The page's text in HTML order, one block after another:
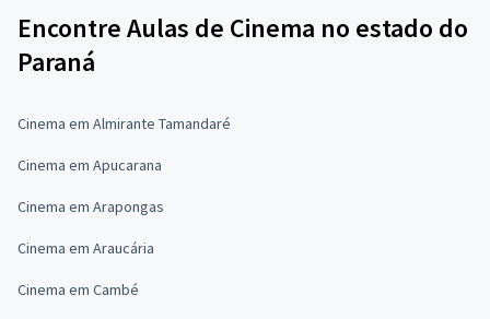
Encontre Aulas de Cinema no estado do
Paraná
Cinema em Almirante Tamandaré
Cinema em Apucarana
Cinema em Arapongas
Cinema em Araucária
Cinema em Cambé